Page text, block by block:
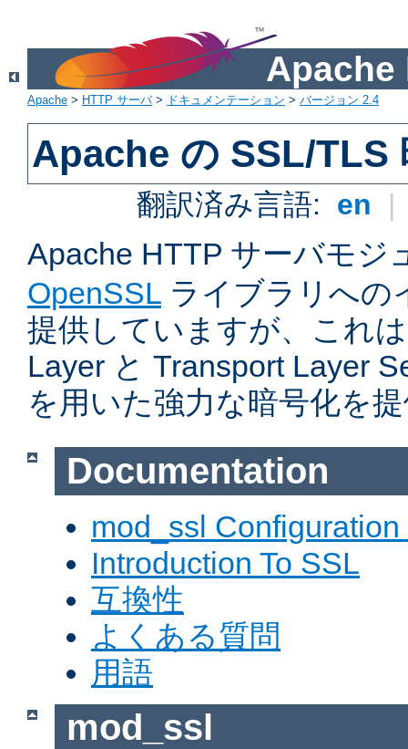
Apache
Apache > HTTP サーバ> ドキュメンテーション > バージョン 2.4
Apache の SSL/TLS
翻訳済み言語: en |
Apache HTTP サーバモジ
OpenSSL ライブラリへの
提供していますが、これ
Layer と Transport Layer
を用いた強力な暗号化を
Documentation
mod_ssl Configuration
Introduction To SSL
互換性
よくある質問
用語
mod_ssl